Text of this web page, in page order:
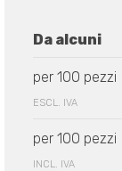
Da alcuni
per 100 pezzi
ESCL. IVA
per 100 pezzi
INCL. IVA